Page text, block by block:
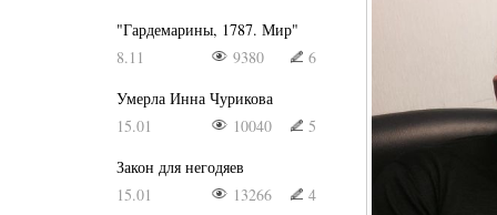
"Гардемарины, 1787. Мир"
8.11
9380
6
Умерла Инна Чурикова
15.01
10040
5
Закон для негодяев
15.01
13266 4